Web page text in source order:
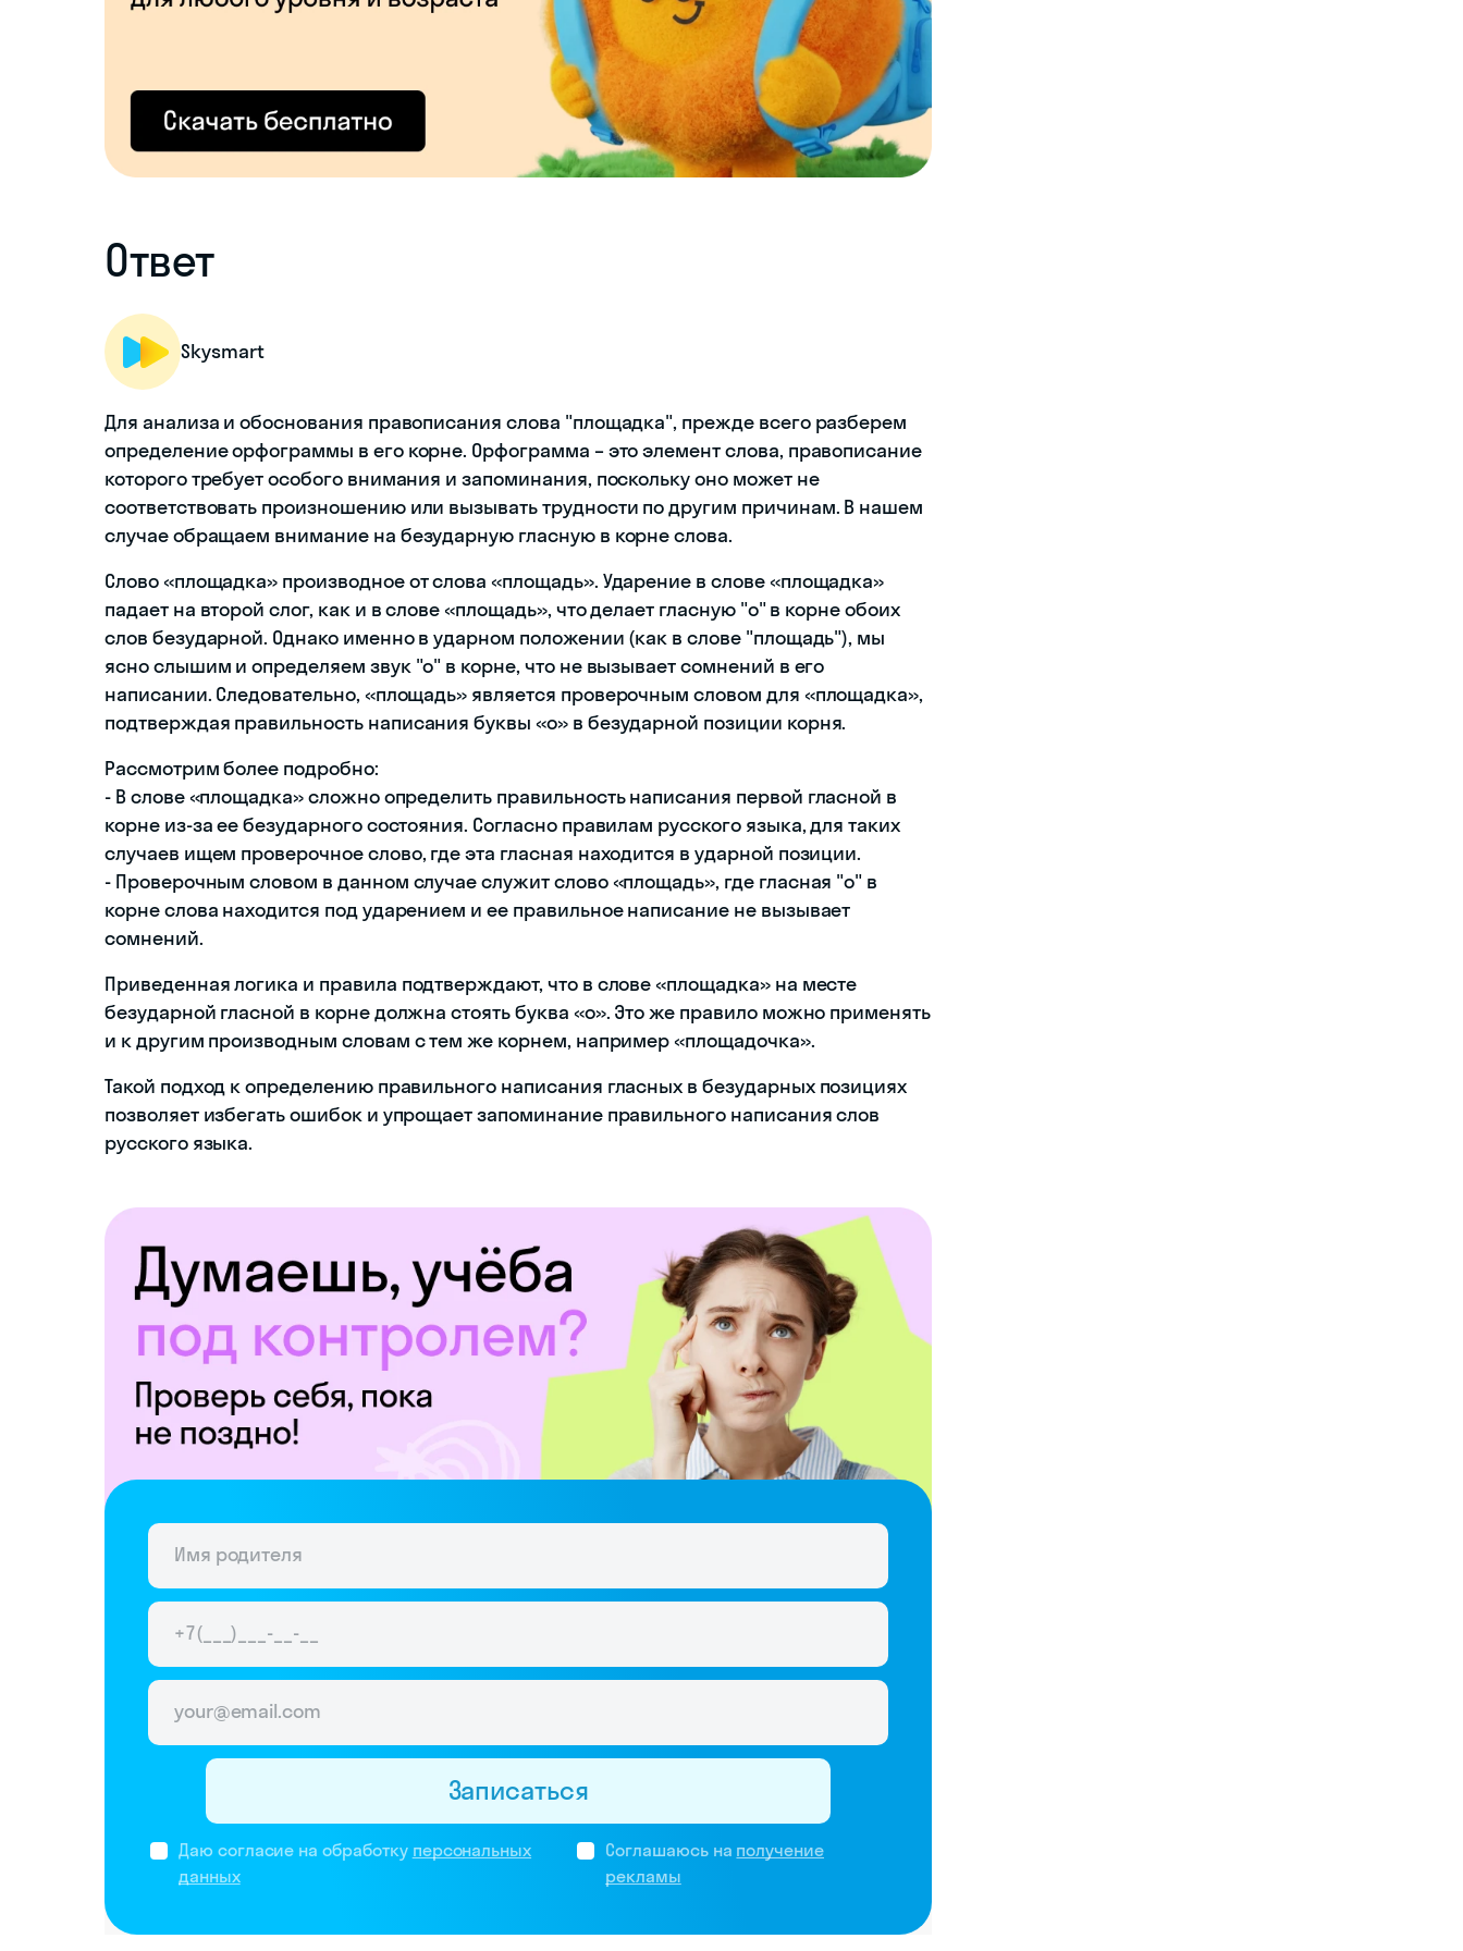
Ответ
Skysmart
Для анализа и обоснования правописания слова "площадка", прежде всего разберем
определение орфограммы в его корне. Орфограмма – это элемент слова, правописание
которого требует особого внимания и запоминания, поскольку оно может не
соответствовать произношению или вызывать трудности по другим причинам. В нашем
случае обращаем внимание на безударную гласную в корне слова.
Слово «площадка» производное от слова «площадь». Ударение в слове «площадка»
падает на второй слог, как и в слове «площадь», что делает гласную "о" в корне обоих
слов безударной. Однако именно в ударном положении (как в слове "площадь"), мы
ясно слышим и определяем звук "о" в корне, что не вызывает сомнений в его
написании. Следовательно, «площадь» является проверочным словом для «площадка»,
подтверждая правильность написания буквы «о» в безударной позиции корня.
Рассмотрим более подробно:
- В слове «площадка» сложно определить правильность написания первой гласной в
корне из-за ее безударного состояния. Согласно правилам русского языка, для таких
случаев ищем проверочное слово, где эта гласная находится в ударной позиции.
- Проверочным словом в данном случае служит слово «площадь», где гласная "о" в
корне слова находится под ударением и ее правильное написание не вызывает
сомнений.
Приведенная логика и правила подтверждают, что в слове «площадка» на месте
безударной гласной в корне должна стоять буква «о». Это же правило можно применять
и к другим производным словам с тем же корнем, например «площадочка».
Такой подход к определению правильного написания гласных в безударных позициях
позволяет избегать ошибок и упрощает запоминание правильного написания слов
русского языка.
Даю согласие на обработку персональных
данных
Соглашаюсь на получение
рекламы
Записаться